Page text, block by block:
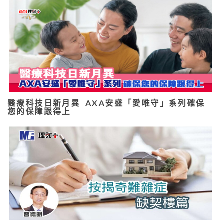
醫療科技日新月異 AXA安盛「愛唯守」系列確保
您的保障跟得上